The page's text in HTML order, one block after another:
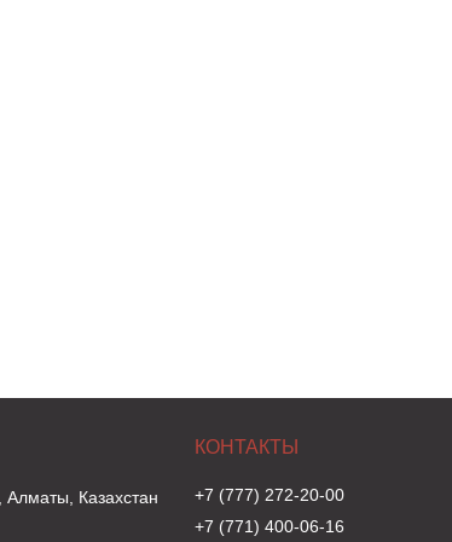
Казахстан
+7 (777) 272-20-00
+7 (771) 400-06-16